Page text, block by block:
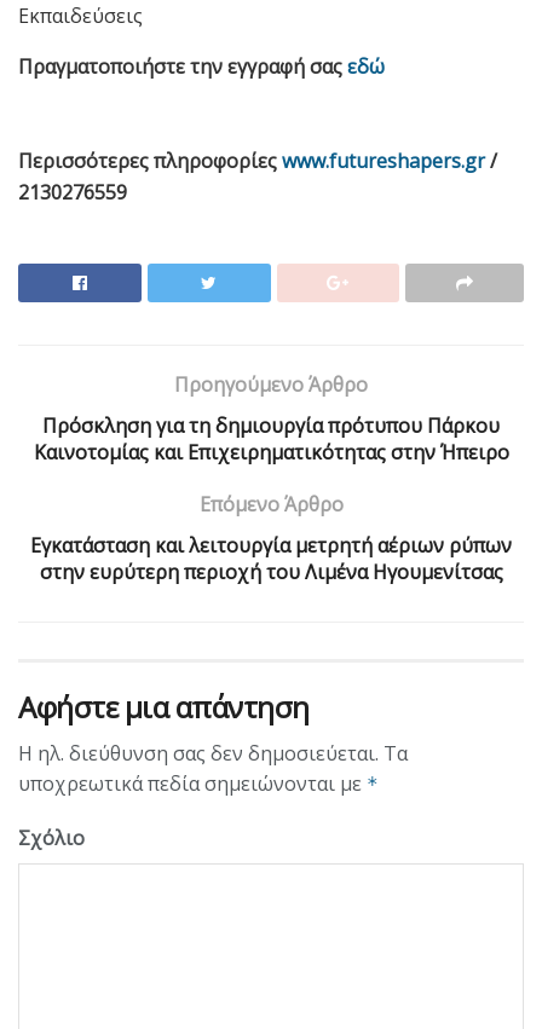
Εκπαιδεύσεις
Πραγματοποιήστε την εγγραφή σαςεδώ
Περισσότερες πληροφορίεςwww.futureshapers.gr/
2130276559
Προηγούμενο Άρθρο
Πρόσκληση για τη δημιουργία πρότυπου Πάρκου
Καινοτομίας και Επιχειρηματικότητας στην Ήπειρο
Επόμενο Άρθρο
Εγκατάσταση και λειτουργία μετρητή αέριων ρύπων
στην ευρύτερη περιοχή του Λιμένα Ηγουμενίτσας
Αφήστε μια απάντηση
Η ηλ. διεύθυνση σας δεν δημοσιεύεται. Τα
υποχρεωτικά πεδία σημειώνονται με *
Σχόλιο